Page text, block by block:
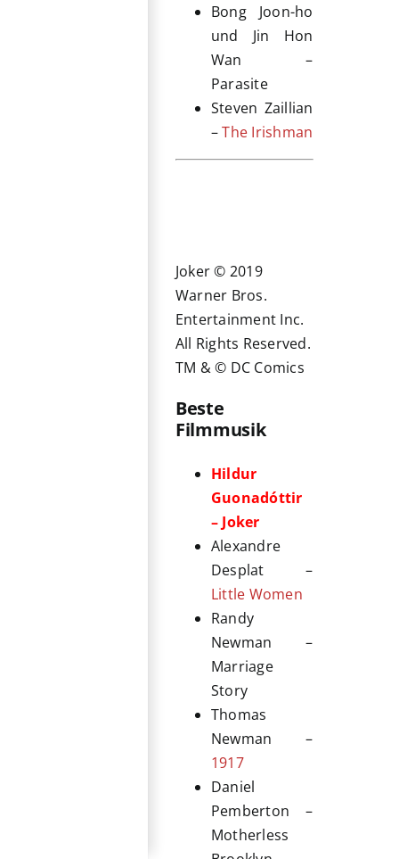
Bong Joon-ho
und Jin Hon
Wan –
Parasite
Steven Zaillian
–The Irishman
Joker © 2019
Warner Bros.
Entertainment Inc.
All Rights Reserved.
TM & © DC Comics
Beste
Filmmusik
Hildur
Guonadóttir
– Joker
Alexandre
Desplat –
Little Women
Randy
Newman –
Marriage
Story
Thomas
Newman –
1917
Daniel
Pemberton –
Motherless